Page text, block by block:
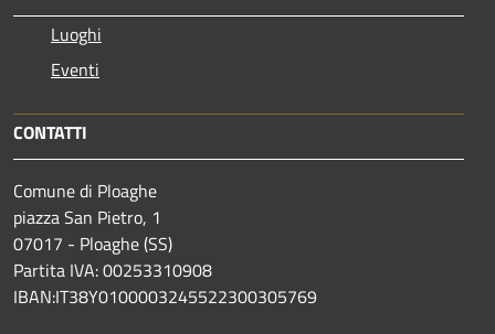
Luoghi
Eventi
CONTATTI
Comune di Ploaghe
piazza San Pietro, 1
07017 - Ploaghe (SS)
Partita IVA: 00253310908
IBAN:IT38Y0100003245522300305769